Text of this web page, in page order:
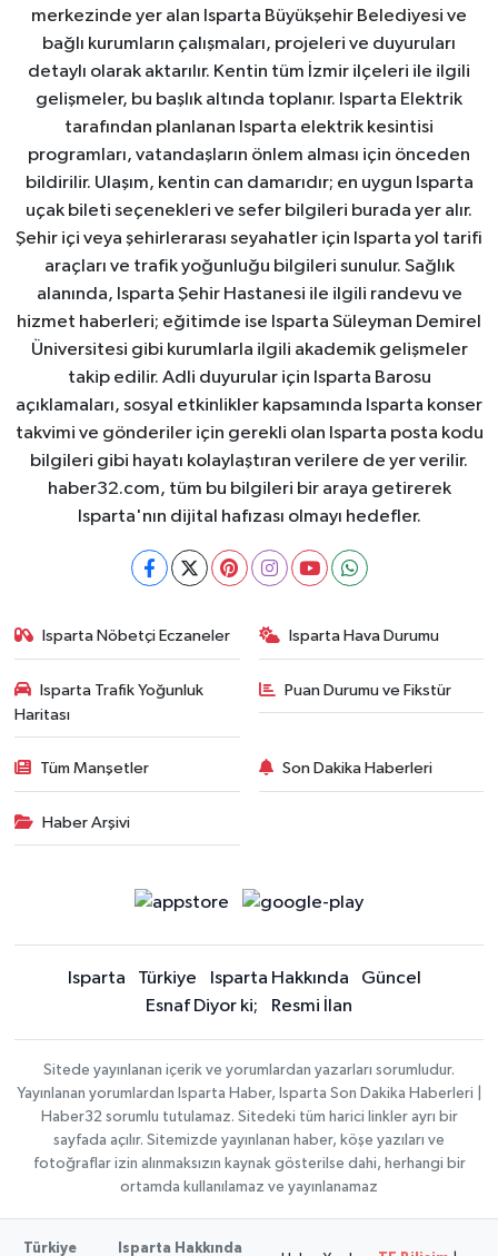
merkezinde yer alan Isparta Büyükşehir Belediyesi ve
bağlı kurumların çalışmaları, projeleri ve duyuruları
detaylı olarak aktarılır. Kentin tüm İzmir ilçeleri ile ilgili
gelişmeler, bu başlık altında toplanır. Isparta Elektrik
tarafından planlanan Isparta elektrik kesintisi
programları, vatandaşların önlem alması için önceden
bildirilir. Ulaşım, kentin can damarıdır; en uygun Isparta
uçak bileti seçenekleri ve sefer bilgileri burada yer alır.
Şehir içi veya şehirlerarası seyahatler için Isparta yol tarifi
araçları ve trafik yoğunluğu bilgileri sunulur. Sağlık
alanında, Isparta Şehir Hastanesi ile ilgili randevu ve
hizmet haberleri; eğitimde ise Isparta Süleyman Demirel
Üniversitesi gibi kurumlarla ilgili akademik gelişmeler
takip edilir. Adli duyurular için Isparta Barosu
açıklamaları, sosyal etkinlikler kapsamında Isparta konser
takvimi ve gönderiler için gerekli olan Isparta posta kodu
bilgileri gibi hayatı kolaylaştıran verilere de yer verilir.
haber32.com, tüm bu bilgileri bir araya getirerek
Isparta'nın dijital hafızası olmayı hedefler.
Isparta Nöbetçi Eczaneler Isparta Hava Durumu
Isparta Trafik Yoğunluk
Haritası
Puan Durumu ve Fikstür
Tüm Manşetler Son Dakika Haberleri
Haber Arşivi
Isparta Türkiye Isparta Hakkında
Güncel
Esnaf Diyor ki;
Resmi İlan
Sitede yayınlanan içerik ve yorumlardan yazarları sorumludur.
Yayınlanan yorumlardan Isparta Haber, Isparta Son Dakika Haberleri |
Haber32 sorumlu tutulamaz. Sitedeki tüm harici linkler ayrı bir
sayfada açılır. Sitemizde yayınlanan haber, köşe yazıları ve
fotoğraflar izin alınmaksızın kaynak gösterilse dahi, herhangi bir
ortamda kullanılamaz ve yayınlanamaz
Türkiye Isparta Hakkında